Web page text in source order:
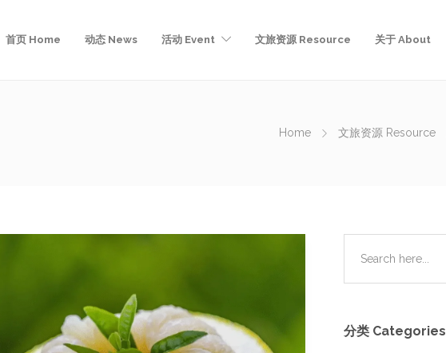
首页 Home 动态 News 活动 Event 文旅资源 Resource 关于 About
Home 文旅资源 Resource
分类 Categories